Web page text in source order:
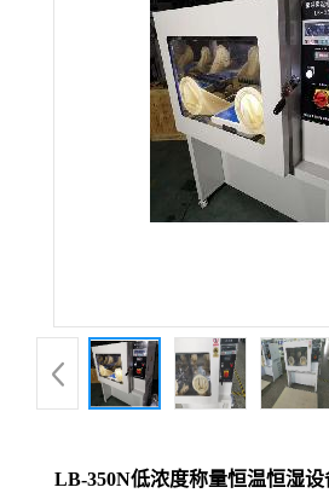
品
LB-350N低浓度称量恒温恒湿